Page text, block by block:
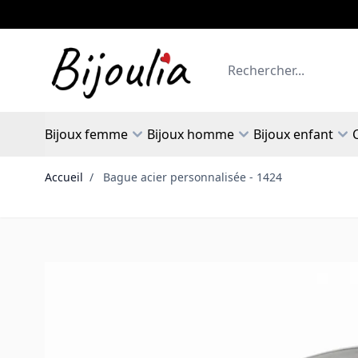
Rechercher
Bijoux femme Bijoux homme Bijoux enfant
Accueil / Bague acier personnalisée - 1424